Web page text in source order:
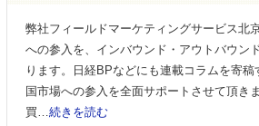
弊社フィールドマーケティングサービス北
への参入を、インバウンド・アウトバウン
ります。日経BPなどにも連載コラムを寄
国市場への参入を全面サポートさせて頂き
買… 続きを読む